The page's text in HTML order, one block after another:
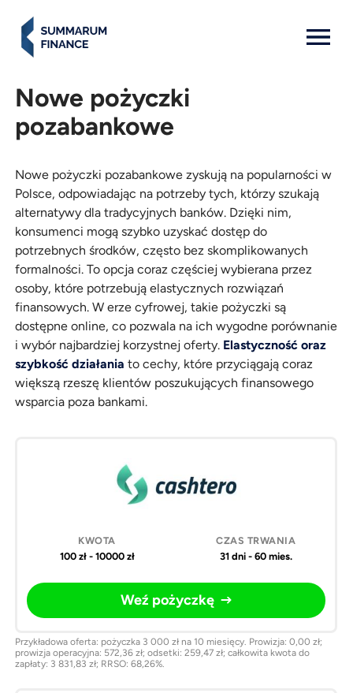
Nowe pożyczki
pozabankowe
Nowe pożyczki pozabankowe zyskują na popularności w
Polsce, odpowiadając na potrzeby tych, którzy szukają
alternatywy dla tradycyjnych banków. Dzięki nim,
konsumenci mogą szybko uzyskać dostęp do
potrzebnych środków, często bez skomplikowanych
formalności. To opcja coraz częściej wybierana przez
osoby, które potrzebują elastycznych rozwiązań
finansowych. W erze cyfrowej, takie pożyczki są
dostępne online, co pozwala na ich wygodne porównanie
i wybór najbardziej korzystnej oferty. Elastyczność oraz
szybkość działania to cechy, które przyciągają coraz
większą rzeszę klientów poszukujących finansowego
wsparcia poza bankami.
100 zł - 10000 zł 31 dni - 60 mies.
Weź pożyczkę
Przykładowa oferta: pożyczka 3 000 zł na 10 miesięcy. Prowizja: 0,00 zł;
prowizja operacyjna: 572,36 zł; odsetki: 259,47 zł; całkowita kwota do
zapłaty: 3 831,83 zł; RRSO: 68,26%.